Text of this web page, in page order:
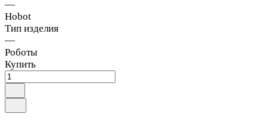
—
Hobot
Тип изделия
—
Роботы
Купить